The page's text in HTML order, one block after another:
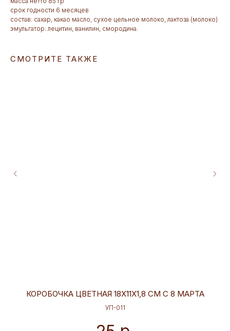
срок годности 6 месяцев
состав: сахар, какао масло, сухое цельное молоко, лактоза (молоко)
эмульгатор: лецитин, ванилин, смородина.
СМОТРИТЕ ТАКЖЕ
КОРОБОЧКА ЦВЕТНАЯ 18Х11Х1,8 СМ С 8 МАРТА
УП-011